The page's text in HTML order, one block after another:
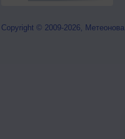
Copyright © 2009-2026, Метеонова